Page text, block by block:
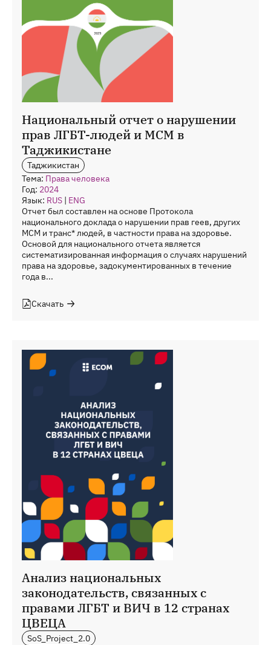
Национальный отчет о нарушении
прав ЛГБТ-людей и МСМ в
Таджикистане
Таджикистан
Тема: Права человека
Год: 2024
Язык: RUS | ENG
Отчет был составлен на основе Протокола
национального доклада о нарушении прав геев, других
МСМ и транс* людей, в частности права на здоровье.
Основой для национального отчета является
систематизированная информация о случаях нарушений
права на здоровье, задокументированных в течение
года в...
Скачать
Анализ национальных
законодательств, связанных с
правами ЛГБТ и ВИЧ в 12 странах
ЦВЕЦА
SoS_Project_2.0